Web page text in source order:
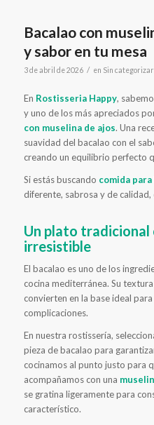
Bacalao con
y sabor en tu mesa
3 de abril de 2026 / en Sin categorizar
En Rostisseria Happy,
y uno de los más apreciados
con muselina de ajos. Una
suavidad del bacalao con el
creando un equilibrio perfecto
Si estás buscando comida
diferente, sabrosa y de
Un plato tradicional
irresistible
El bacalao es uno de los
cocina mediterránea. Su
convierten en la base ideal
complicaciones.
En nuestra rostissería,
pieza de bacalao para
cocinamos al punto justo para
acompañamos con una
se gratina ligeramente para
característico.